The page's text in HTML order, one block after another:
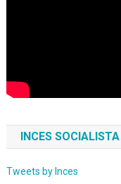
INCES SOCIALISTA
Tweets by Inces